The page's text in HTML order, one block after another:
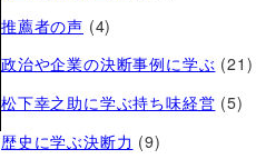
推薦者の声 (4)
政治や企業の決断事例に学ぶ (21)
松下幸之助に学ぶ持ち味経営 (5)
歴史に学ぶ決断力 (9)